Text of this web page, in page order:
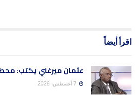
اقرأ أيضاً
عثمان ميرغني يكتب: